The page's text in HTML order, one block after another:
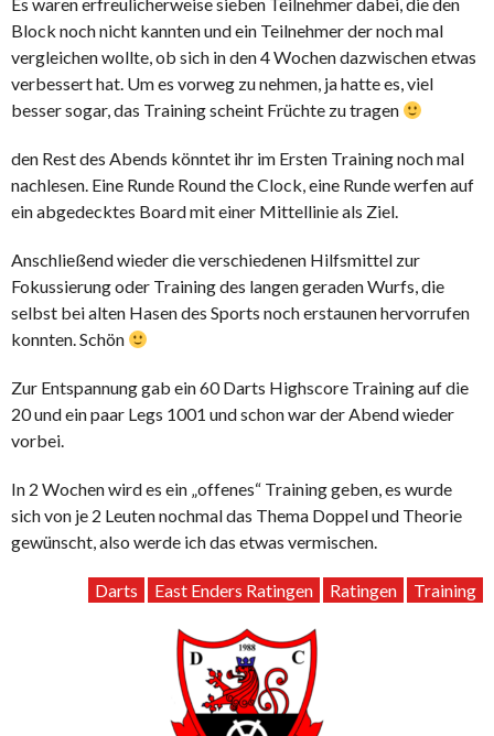
Block noch nicht kannten und ein Teilnehmer der noch mal
vergleichen wollte, ob sich in den 4 Wochen dazwischen etwas
verbessert hat. Um es vorweg zu nehmen, ja hatte es, viel
besser sogar, das Training scheint Früchte zu tragen
den Rest des Abends könntet ihr im Ersten Training noch mal
nachlesen. Eine Runde Round the Clock, eine Runde werfen auf
ein abgedecktes Board mit einer Mittellinie als Ziel.
Anschließend wieder die verschiedenen Hilfsmittel zur
Fokussierung oder Training des langen geraden Wurfs, die
selbst bei alten Hasen des Sports noch erstaunen hervorrufen
konnten. Schön
Zur Entspannung gab ein 60 Darts Highscore Training auf die
20 und ein paar Legs 1001 und schon war der Abend wieder
vorbei.
In 2 Wochen wird es ein „offenes“ Training geben, es wurde
sich von je 2 Leuten nochmal das Thema Doppel und Theorie
gewünscht, also werde ich das etwas vermischen.
Darts East Enders Ratingen Ratingen Training